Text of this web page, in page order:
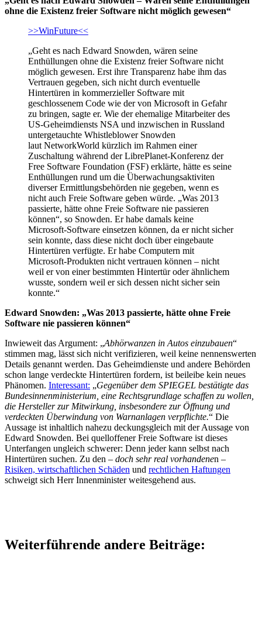
ohne die Existenz freier Software nicht möglich gewesen“
>>WinFuture<<
„Geht es nach Edward Snowden, wären seine
Enthüllungen ohne die Existenz freier Software nicht
möglich gewesen. Erst ihre Transparenz habe ihm das
Vertrauen gegeben, sich nicht durch eventuelle
Hintertüren in kommerzieller Software mit
geschlossenem Code wie der von Microsoft in Gefahr
zu bringen, sagte er. Wie der ehemalige Mitarbeiter des
US-Geheimdiensts NSA und inzwischen in Russland
untergetauchte Whistleblower Snowden
laut NetworkWorld kürzlich im Rahmen einer
Zuschaltung während der LibrePlanet-Konferenz der
Free Software Foundation (FSF) erklärte, hätte es seine
Enthüllungen rund um die Überwachungsaktiviten
diverser Ermittlungsbehörden nie gegeben, wenn es
nicht auch Freie Software geben würde. „Was 2013
passierte, hätte ohne Freie Software nie passieren
können“, so Snowden. Er habe damals keine
Microsoft-Software einsetzen können, da er nicht sicher
sein konnte, dass diese nicht doch über eingebaute
Hintertüren verfügte. Er habe Computern mit
Microsoft-Produkten nicht vertrauen können – nicht
weil er von einer bestimmten Hintertür oder ähnlichem
wusste, sondern weil er sich dessen nicht sicher sein
konnte.“
Edward Snowden: „Was 2013 passierte, hätte ohne Freie
Software nie passieren können“
Inwieweit das Argument: „Abhörwanzen in Autos einzubauen“
stimmen mag, lässt sich nicht verifizieren, weil keine nennenswerten
Details genannt werden. Das Geheimdienste und andere Behörden
schon lange verdeckte Hintertüren fordern, ist beileibe kein neues
Phänomen. Interessant: „Gegenüber dem SPIEGEL bestätigte das
Bundesinnenministerium, eine Rechtsgrundlage schaffen zu wollen,
die Hersteller zur Mitwirkung, insbesondere zur Öffnung und
verdeckten Überwindung von Warnanlagen verpflichte.“ Die
Aussage ist inhaltlich nahezu deckungsgleich mit der Aussage von
Edward Snowden. Bei quelloffener Freie Software ist dieses
Unterfangen ungleich schwerer: Denn jeder kann selbst nach
Hintertüren suchen. Zu den – doch sehr real vorhandenen –
Risiken, wirtschaftlichen Schäden und rechtlichen Haftungen
schweigt sich Herr Innenminister weitesgehend aus.
Weiterführende andere Beiträge: